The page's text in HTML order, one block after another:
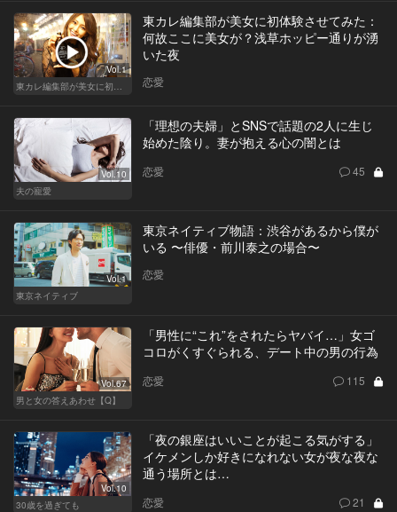
Vol.1
東カレ編集部が美女に初体験させてみた
東カレ編集部が美女に初体験させてみた：
何故ここに美女が？浅草ホッピー通りが湧
いた夜
恋愛
Vol.10
夫の寵愛
「理想の夫婦」とSNSで話題の2人に生じ
始めた陰り。妻が抱える心の闇とは
恋愛 45
Vol.1
東京ネイティブ
東京ネイティブ物語：渋谷があるから僕が
いる 〜俳優・前川泰之の場合〜
恋愛
Vol.67
男と女の答えあわせ【Q】
「男性に“これ”をされたらヤバイ…」女ゴ
コロがくすぐられる、デート中の男の行為
恋愛 115
Vol.10
30歳を過ぎても
「夜の銀座はいいことが起こる気がする」
イケメンしか好きになれない女が夜な夜な
通う場所とは…
恋愛 21